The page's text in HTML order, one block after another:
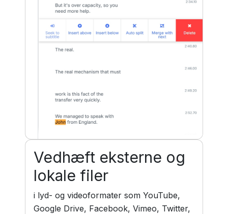
Vedhæft eksterne og
lokale filer
i lyd- og videoformater som YouTube,
Google Drive, Facebook, Vimeo, Twitter,